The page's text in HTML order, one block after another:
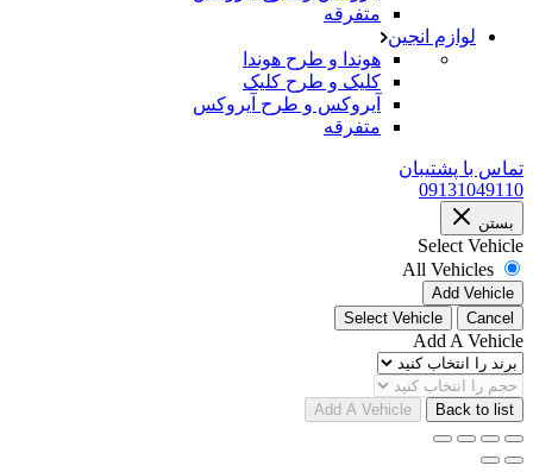
متفرقه
لوازم انجین
هوندا و طرح هوندا
کلیک و طرح کلیک
آیروکس و طرح آیروکس
متفرقه
تماس با پشتیبان
09131049110
بستن
Select Vehicle
All Vehicles
Add Vehicle
Cancel
Select Vehicle
Add A Vehicle
Back to list
Add A Vehicle